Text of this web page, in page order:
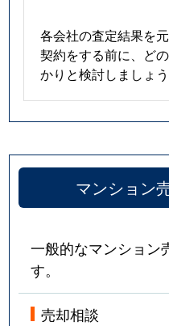
各会社の査定結果を
契約をする前に、ど
かりと検討しましょう
マンション
一般的なマンション
す。
売却相談